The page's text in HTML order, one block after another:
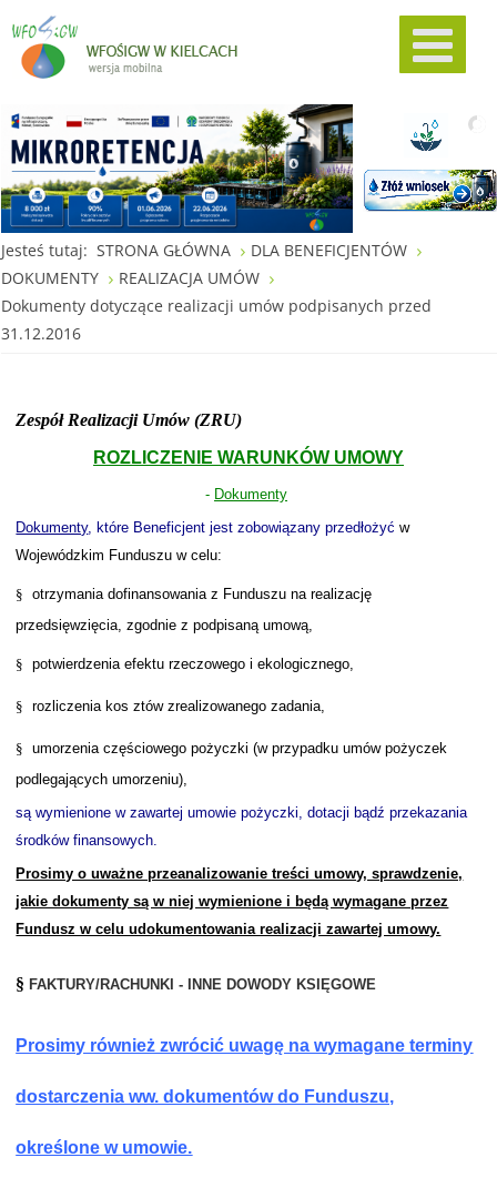
Jesteś tutaj: STRONA GŁÓWNA
DLA BENEFICJENTÓW
DOKUMENTY
REALIZACJA UMÓW
Dokumenty dotyczące realizacji umów podpisanych przed
31.12.2016
Zespół Realizacji Umów (ZRU)
ROZLICZENIE WARUNKÓW UMOWY
- Dokumenty
Dokumenty, które Beneficjent jest zobowiązany przedłożyć w
Wojewódzkim Funduszu w celu:
§ otrzymania dofinansowania z Funduszu na realizację
przedsięwzięcia, zgodnie z podpisaną umową,
§ potwierdzenia efektu rzeczowego i ekologicznego,
§ rozliczenia kos ztów zrealizowanego zadania,
§ umorzenia częściowego pożyczki (w przypadku umów pożyczek
podlegających umorzeniu),
są wymienione w zawartej umowie pożyczki, dotacji bądź przekazania
środków finansowych.
Prosimy o uważne przeanalizowanie treści umowy, sprawdzenie,
jakie dokumenty są w niej wymienione i będą wymagane przez
Fundusz w celu udokumentowania realizacji zawartej umowy.
§FAKTURY/RACHUNKI - INNE DOWODY KSIĘGOWE
Prosimy również zwrócić uwagę na wymagane terminy
dostarczenia ww. dokumentów do Funduszu,
określone w umowie.